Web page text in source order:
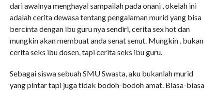
dari awalnya menghayal sampailah pada onani , okelah ini
adalah cerita dewasa tentang pengalaman murid yang bisa
bercinta dengan ibu guru nya sendiri, cerita sex hot dan
mungkin akan membuat anda senat senut. Mungkin . bukan
cerita seks ibu dosen, tapi cerita seks ibu guru.
Sebagai siswa sebuah SMU Swasta, aku bukanlah murid
yang pintar tapi juga tidak bodoh-bodoh amat. Biasa-biasa